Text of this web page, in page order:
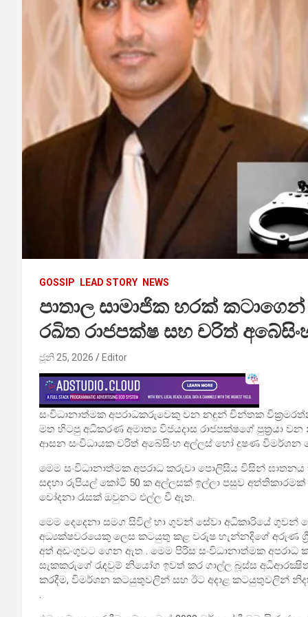
GOSSIP LEAD STORY NEWS
පාතාල සාමාජික හරක්
රඛිත රාජපක්ෂ සහ චරිත්
ජූනි 25, 2026 Editor
සංවිධානාත්මක අපරාධකරුවෙකු වන නඳුන් චින්තක
මත හිටපු අධිකරණ අමාත්‍ය විජයදාස රාජපක්ෂගේ
ආසන සංවිධායක චරිත් අබේසිංහ අල්ලස් හෝ දුෂණ
මෙම සංවිධානාත්මක අපරාධ කරුවා පොලිසිය විසින්
සඳහා රුපියල් කෝටි 50 ක අල්ලසක් ඉල්ලා පසුව
චෝදනා රැසක් ඔවුනට එල්ල වී ඇත.
මෙම දෙදෙනා සමග සිවිල් හා ගුවන් සේවා අධිකාරියේ ගුවන්
අධ්‍යක්ෂවරයෙකු ලෙස කටයුතු කළ වරුෂ හැන්නදිගේ අරුණ
අත් අඩංගුවට ගෙන ඇත . මෙම පිරිස සංවිධානාත්මක
සැකකරුගේ රැඳවුම් නියෝග ඉවත් කර ගාල්ල බූස්ස
කරදීම, විමර්ශන කටයුතුවලින් සහ ඊට අදාළ කටයුතුවලින්
.